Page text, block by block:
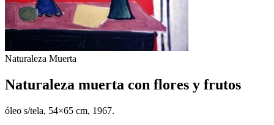
Naturaleza Muerta
Naturaleza muerta con flores y frutos
óleo s/tela, 54×65 cm, 1967.